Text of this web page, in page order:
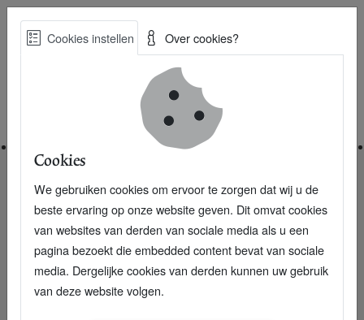
Skip
Best Practices voor een duurzame toekomst
Specials MVO Experts vermaatschappelijking
MVO Experts vermaatschappelijking
Cookies instellen Over cookies?
Cookies
We gebruiken cookies om ervoor te zorgen dat wij u de
beste ervaring op onze website geven. Dit omvat cookies
van websites van derden van sociale media als u een
pagina bezoekt die embedded content bevat van sociale
media. Dergelijke cookies van derden kunnen uw gebruik
van deze website volgen.